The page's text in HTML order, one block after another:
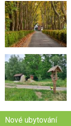
Nové ubytování